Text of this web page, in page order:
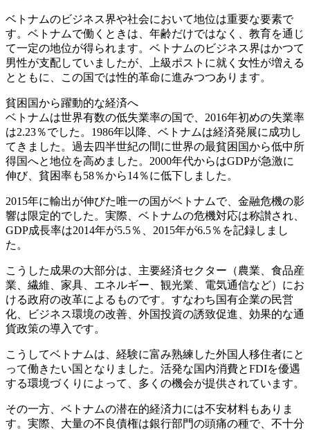
ベトナムのビジネス界や社会において地位は重要な要素で
す。ベトナムで働くときは、年齢だけではなく、教育を通じ
て一定の地位が得られます。ベトナムのビジネス界はかつて
男性が支配していましたが、上級ポストに就く女性が増える
とともに、この国では性的革命に進みつつあります。
貧困国から躍動的な経済へ
ベトナムは世界有数の低失業率の国で、2016年初めの失業率
は2.23％でした。1986年以降、ベトナムは経済発展に成功し
てきました。過去四半世紀の間に世界の最貧困国から低中所
得国へと地位を高めました。2000年代からはGDPが急激に
伸び、貧困率も58％から14％に低下しました。
2015年に輸出が伸びた唯一の国がベトナムで、金融危機の影
響は限定的でした。実際、ベトナムの危機対応は称讃され、
GDP成長率は2014年が5.5％、2015年が6.5％を記録しまし
た。
こうした成果の大部分は、主要経済セクター（農業、食品産
業、繊維、家具、エネルギー、観光業、電気通信など）にお
ける政府の改革によるものです。すなわち国有企業の民営
化、ビジネス環境の改善、外国投資の誘致促進、効果的な通
貨政策の導入です。
こうしてベトナムは、経験に富み熟練した外国人移住者にと
って働きたい国となりました。活発な国内消費とFDIを優遇
する環境づくりによって、多くの機会が提供されています。
その一方、ベトナムの潜在的経済力には不安材料もありま
す。実際、大量の不良債権は銀行部門の頭痛の種で、不十分